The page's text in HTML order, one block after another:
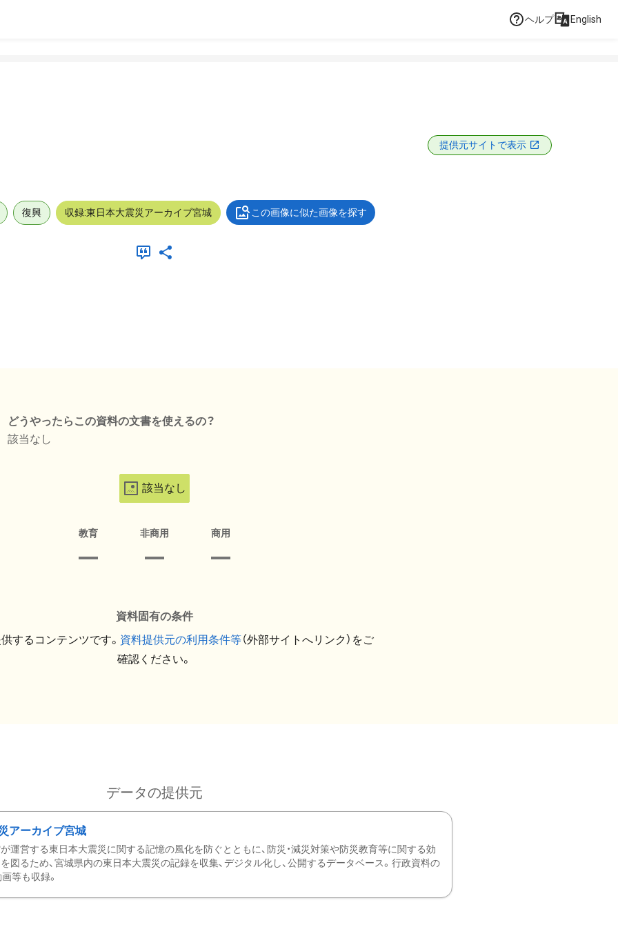
ヘルプ English
提供元サイトで表示
復興 収録:東日本大震災アーカイブ宮城 この画像に似た画像を探す
どうやったらこの資料の文書を使えるの？
該当なし
該当なし
教育 非商用 商用
資料固有の条件
するコンテンツです。 資料提供元の利用条件等（外部サイトへリンク）をご
確認ください。
データの提供元
アーカイブ宮城
運営する東日本大震災に関する記憶の風化を防ぐとともに、防災・減災対策や防災教育等に関する効
図るため、宮城県内の東日本大震災の記録を収集、デジタル化し、公開するデータベース。行政資料の
等も収録。